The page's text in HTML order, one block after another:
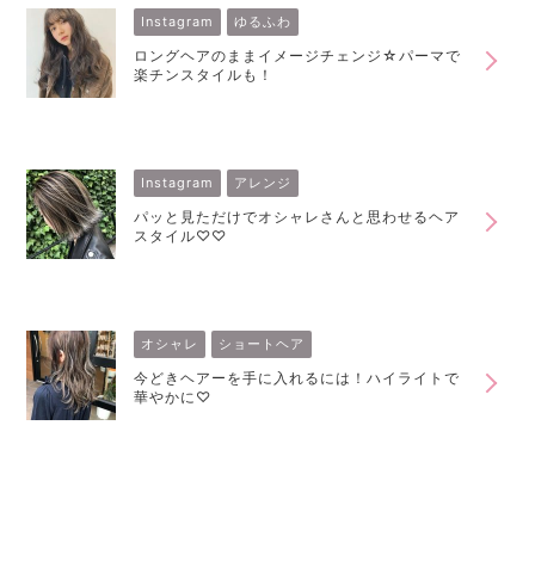
Instagram ゆるふわ
ロングヘアのままイメージチェンジ☆パーマで
楽チンスタイルも！
Instagram アレンジ
パッと見ただけでオシャレさんと思わせるヘア
スタイル♡♡
オシャレ ショートヘア
今どきヘアーを手に入れるには！ハイライトで
華やかに♡